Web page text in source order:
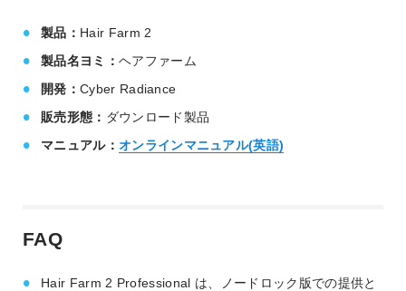
製品： Hair Farm 2
製品名ヨミ： ヘアファーム
開発： Cyber Radiance
販売形態： ダウンロード製品
マニュアル： オンラインマニュアル(英語)
FAQ
Hair Farm 2 Professional は、ノードロック版での提供と